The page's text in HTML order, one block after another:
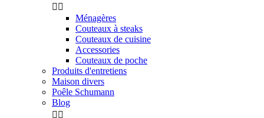
 
Ménagères
Couteaux à steaks
Couteaux de cuisine
Accessories
Couteaux de poche
Produits d'entretiens
Maison divers
Poêle Schumann
Blog
 